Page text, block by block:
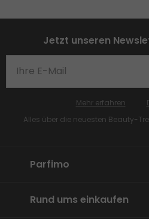
Jetzt unseren
Alles über die neuesten Beauty-
Mehr erfahren
Parfimo
Rund ums einkaufen